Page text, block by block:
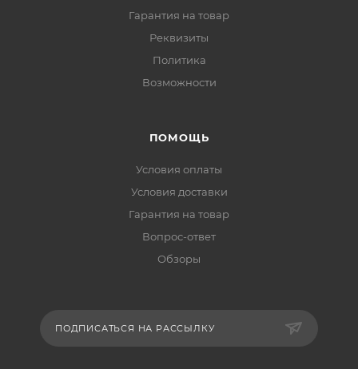
Гарантия на товар
Реквизиты
Политика
Возможности
ПОМОЩЬ
Условия оплаты
Условия доставки
Гарантия на товар
Вопрос-ответ
Обзоры
ПОДПИСАТЬСЯ НА РАССЫЛКУ